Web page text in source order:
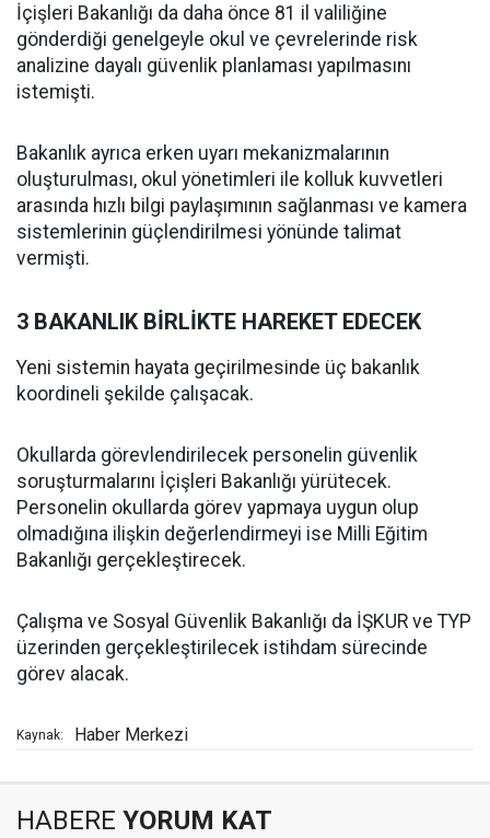
İçişleri Bakanlığı da daha önce 81 il valiliğine
gönderdiği genelgeyle okul ve çevrelerinde risk
analizine dayalı güvenlik planlaması yapılmasını
istemişti.
Bakanlık ayrıca erken uyarı mekanizmalarının
oluşturulması, okul yönetimleri ile kolluk kuvvetleri
arasında hızlı bilgi paylaşımının sağlanması ve kamera
sistemlerinin güçlendirilmesi yönünde talimat
vermişti.
3 BAKANLIK BİRLİKTE HAREKET EDECEK
Yeni sistemin hayata geçirilmesinde üç bakanlık
koordineli şekilde çalışacak.
Okullarda görevlendirilecek personelin güvenlik
soruşturmalarını İçişleri Bakanlığı yürütecek.
Personelin okullarda görev yapmaya uygun olup
olmadığına ilişkin değerlendirmeyi ise Milli Eğitim
Bakanlığı gerçekleştirecek.
Çalışma ve Sosyal Güvenlik Bakanlığı da İŞKUR ve TYP
üzerinden gerçekleştirilecek istihdam sürecinde
görev alacak.
Kaynak: Haber Merkezi
HABERE YORUM KAT